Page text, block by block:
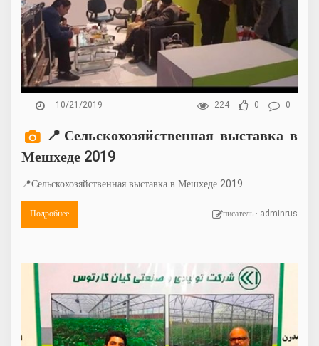
10/21/2019 224 0 0
📍Сельскохозяйственная выставка в
Мешхеде 2019
📍Сельскохозяйственная выставка в Мешхеде 2019
Подробнее писатель : adminrus